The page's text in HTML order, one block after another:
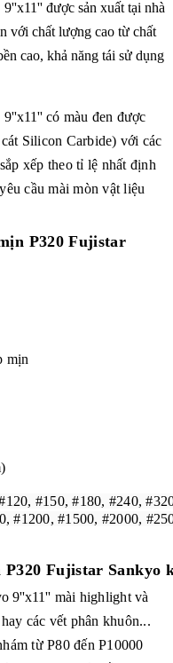
9''x11'' được sản xuất tại nhà
với chất lượng cao từ chất
cao, khả năng tái sử dụng
9''x11'' có màu đen được
Silicon Carbide) với các
xếp theo tỉ lệ nhất định
cầu mài mòn vật liệu
P320 Fujistar
mịn
#150, #180, #240,
#2000, #2500,
P320 Fujistar Sankyo
9''x11'' mài highlight và
các vết phân khuôn...
từ P80 đến P10000